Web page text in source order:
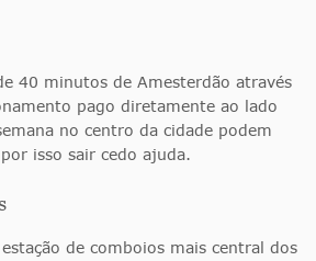
40 minutos de Amesterdão através
pago diretamente ao lado
no centro da cidade podem
isso sair cedo ajuda.
de comboios mais central dos